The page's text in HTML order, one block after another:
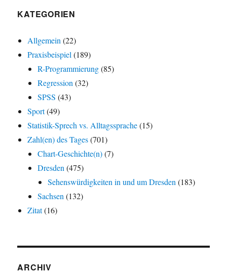
KATEGORIEN
Allgemein (22)
Praxisbeispiel (189)
R-Programmierung(85)
Regression (32)
SPSS (43)
Sport(49)
Statistik-Sprech vs. Alltagssprache(15)
Zahl(en) des Tages(701)
Chart-Geschichte(n)(7)
Dresden (475)
Sehenswürdigkeiten in und um Dresden (183)
Sachsen (132)
Zitat(16)
ARCHIV